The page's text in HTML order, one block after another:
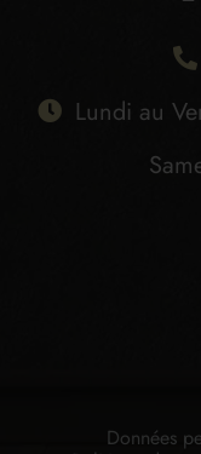
Lundi au
Données